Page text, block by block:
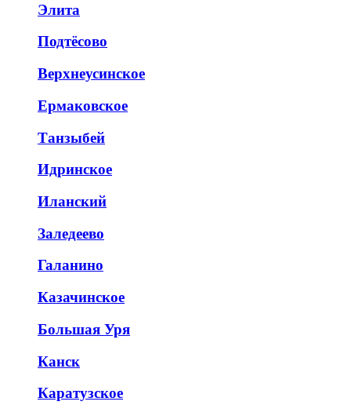
Элита
Подтёсово
Верхнеусинское
Ермаковское
Танзыбей
Идринское
Иланский
Заледеево
Галанино
Казачинское
Большая Уря
Канск
Каратузское